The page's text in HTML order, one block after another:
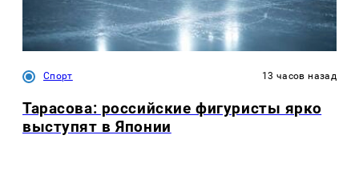
Спорт 13 часов назад
Тарасова: российские фигуристы ярко
выступят в Японии